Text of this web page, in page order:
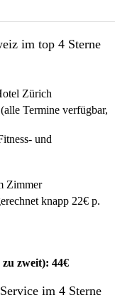
im top 4 Sterne
Zürich
Termine verfügbar,
und
Zimmer
knapp 22€ p.
zweit): 44€
im 4 Sterne